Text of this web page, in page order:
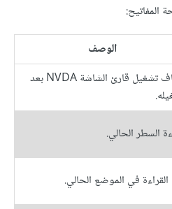
الوصف
إيقاف تشغيل قارئ الشاشة NVDA بعد
السطر الحالي.
في الموضع الحالي.